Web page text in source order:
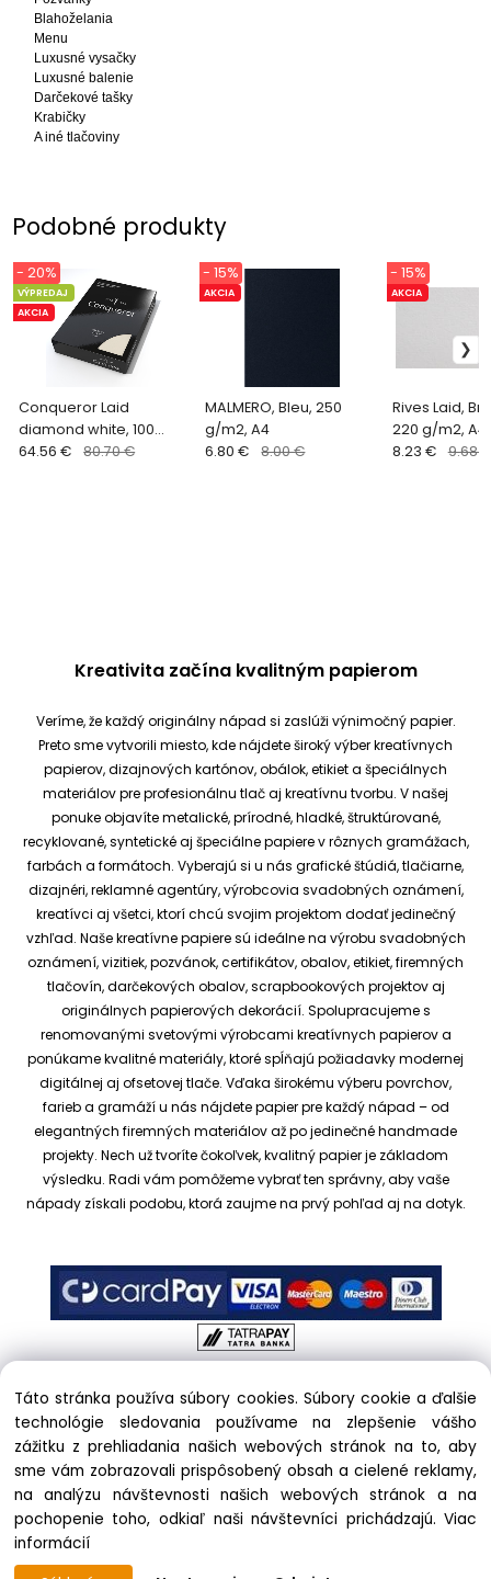
Blahoželania
Menu
Luxusné vysačky
Luxusné balenie
Darčekové tašky
Krabičky
A iné tlačoviny
Podobné produkty
Conqueror Laid
diamond white, 100
g/m2, A4, balenie 500ks
VÝPREDAJ
AKCIA
- 20%
64.56 € 80.70 €
MALMERO, Bleu, 250
g/m2, A4
AKCIA
- 15%
6.80 € 8.00 €
Rives Laid,
220 g/m2, A4
AKCIA
- 15%
8.23 € 9.68 €
Kreativita začína kvalitným papierom
Veríme, že každý originálny nápad si zaslúži výnimočný papier.
Preto sme vytvorili miesto, kde nájdete široký výber kreatívnych
papierov, dizajnových kartónov, obálok, etikiet a špeciálnych
materiálov pre profesionálnu tlač aj kreatívnu tvorbu. V našej
ponuke objavíte metalické, prírodné, hladké, štruktúrované,
recyklované, syntetické aj špeciálne papiere v rôznych gramážach,
farbách a formátoch. Vyberajú si u nás grafické štúdiá, tlačiarne,
dizajnéri, reklamné agentúry, výrobcovia svadobných oznámení,
kreatívci aj všetci, ktorí chcú svojim projektom dodať jedinečný
vzhľad. Naše kreatívne papiere sú ideálne na výrobu svadobných
oznámení, vizitiek, pozvánok, certifikátov, obalov, etikiet, firemných
tlačovín, darčekových obalov, scrapbookových projektov aj
originálnych papierových dekorácií. Spolupracujeme s
renomovanými svetovými výrobcami kreatívnych papierov a
ponúkame kvalitné materiály, ktoré spĺňajú požiadavky modernej
digitálnej aj ofsetovej tlače. Vďaka širokému výberu povrchov,
farieb a gramáží u nás nájdete papier pre každý nápad – od
elegantných firemných materiálov až po jedinečné handmade
projekty. Nech už tvoríte čokoľvek, kvalitný papier je základom
výsledku. Radi vám pomôžeme vybrať ten správny, aby vaše
nápady získali podobu, ktorá zaujme na prvý pohľad aj na dotyk.
Copyright © 2017 kreativnypapier.sk, All rights reserved |
hajekova@kreativnypapier.sk| Beckovská 38/A, 831 04
Bratislava
Odstúpenie od zmluvy:
+421 903 439 333
Táto stránka používa súbory cookies. Súbory cookie a ďalšie
technológie sledovania používame na zlepšenie vášho
zážitku z prehliadania našich webových stránok na to, aby
sme vám zobrazovali prispôsobený obsah a cielené reklamy,
na analýzu návštevnosti našich webových stránok a na
pochopenie toho, odkiaľ naši návštevníci prichádzajú.Viac
informácií